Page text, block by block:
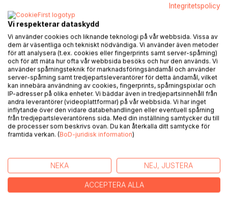
Vi har tillsammans byggt en värld där hat, våld och rädsla
starkt påverkar vår vardag. Resultatet av det är att vi idag
lever i en verklighet där allt fler personer kämpar med
någon form av psykisk ohälsa. En av de största
anledningarna till problemet är att vi växer upp med en stor
lögn. Vi lär oss att nycklarna till vår livskvalité finns i den
yttre världen, antingen i form av pengar, status eller
ägodelar.
Som transformationscoach upplever jag samma problem
gång på gång. Klienter anlitar mig för att de har fastnat i
livet och inte lyckas uppfylla sina mål. Det tar sällan längre
än ett par minuter att konstatera att problemet ligger på en
någon”. Sanningen är att livet fungerar precis tvärtom. Vi
behöver “vara för att kunna göra”.
Integritetspolicy
Vi respekterar dataskydd
Vi använder cookies och liknande teknologi på vår webbsida. Vissa av
dem är väsentliga och tekniskt nödvändiga. Vi använder även metoder
för att analysera (t.ex. cookies eller fingerprints samt server-spårning)
och för att mäta hur ofta vår webbsida besöks och hur den används. Vi
använder spårningsteknik för marknadsföringsändamål och använder
server-spårning samt tredjepartsleverantörer för detta ändamål, vilket
kan innebära användning av cookies, fingerprints, spårningspixlar och
IP-adresser på olika enheter. Vi bäddar även in tredjepartsinnehåll från
andra leverantörer (videoplattformar) på vår webbsida. Vi har inget
inflytande över den vidare databehandlingen eller eventuell spårning
från tredjepartsleverantörens sida. Med din inställning samtycker du till
de processer som beskrivs ovan. Du kan återkalla ditt samtycke för
framtida verkan. (BoD-juridisk information)
NEKA NEJ, JUSTERA
ACCEPTERA ALLA